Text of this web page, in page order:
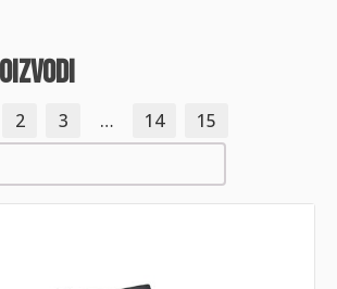
2 3 … 14
15